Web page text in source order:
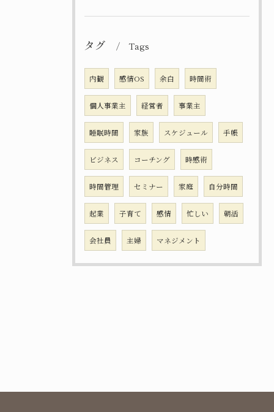
タグ Tags
内観 感情OS 余白 時間術
個人事業主 経営者 事業主
睡眠時間 家族 スケジュール 手帳
ビジネス コーチング 時感術
時間管理 セミナー 家庭 自分時間
起業 子育て 感情 忙しい 朝活
会社員 主婦 マネジメント